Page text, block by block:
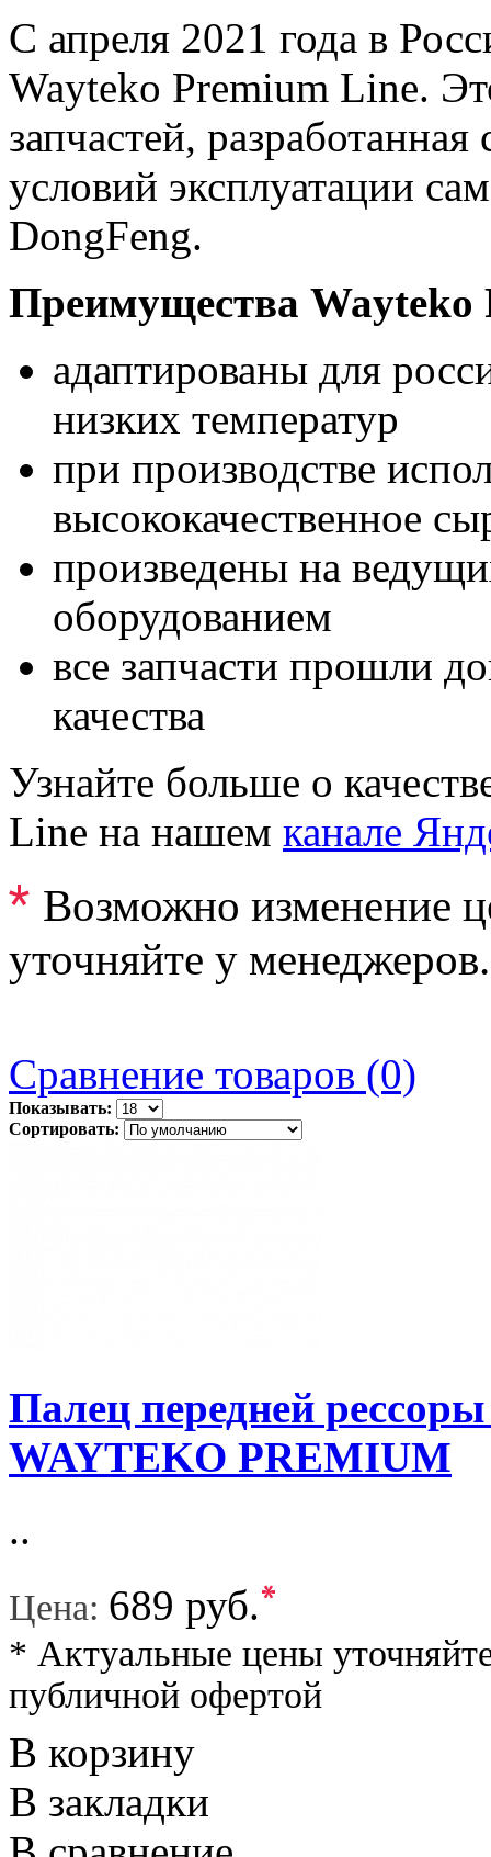
С апреля 2021 года в
Wayteko Premium Line.
запчастей,
условий эксплуатации
DongFeng.
Преимущества Wayteko
адаптированы для
низких температур
при производстве
высококачественное
произведены на
оборудованием
все запчасти прошли
качества
Узнайте больше о
Line на нашем канале
* Возможно изменение
уточняйте у менеджеров.
Сравнение товаров (0)
Показывать:
Сортировать:
Палец передней
WAYTEKO PREMIUM
..
Цена: 689 руб.*
* Актуальные цены
публичной офертой
В корзину
В закладки